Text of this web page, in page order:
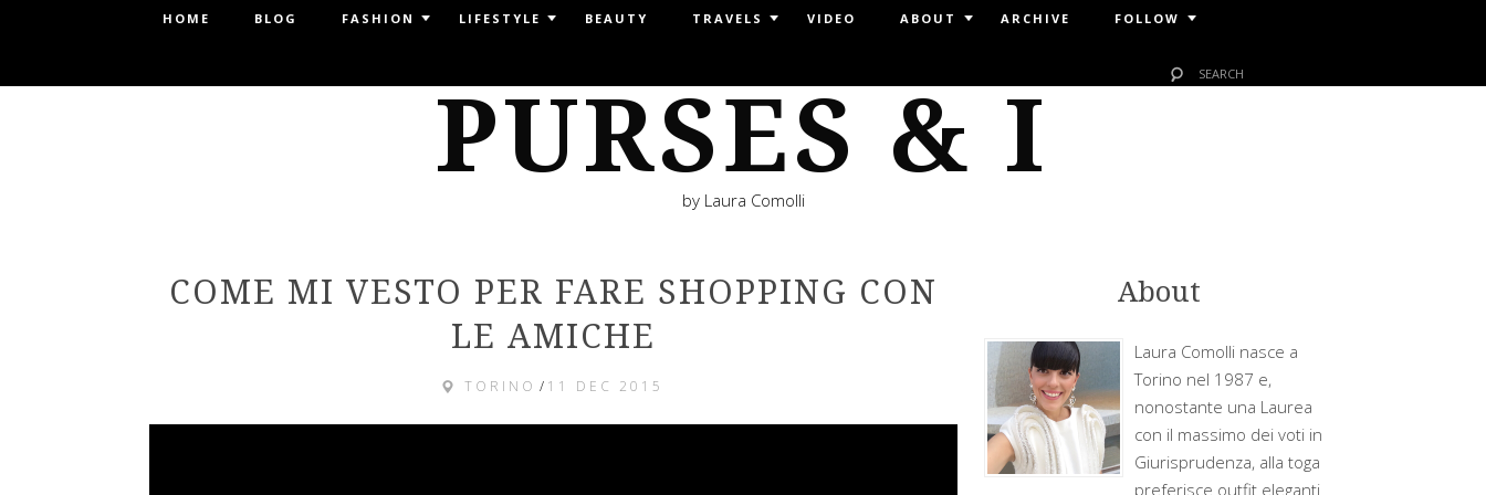
HOME BLOG FASHION LIFESTYLE BEAUTY TRAVELS VIDEO ABOUT ARCHIVE FOLLOW
PURSES & I
by Laura Comolli
COME MI VESTO PER FARE SHOPPING CON
LE AMICHE
TORINO / 11 DEC 2015
About
Laura Comolli nasce a
Torino nel 1987 e,
nonostante una Laurea
con il massimo dei voti in
Giurisprudenza, alla toga
preferisce outfit eleganti